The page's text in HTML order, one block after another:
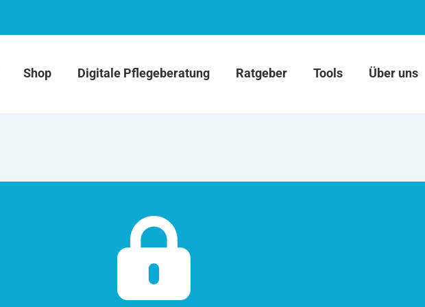
Shop Digitale Pflegeberatung Ratgeber Tools Über uns